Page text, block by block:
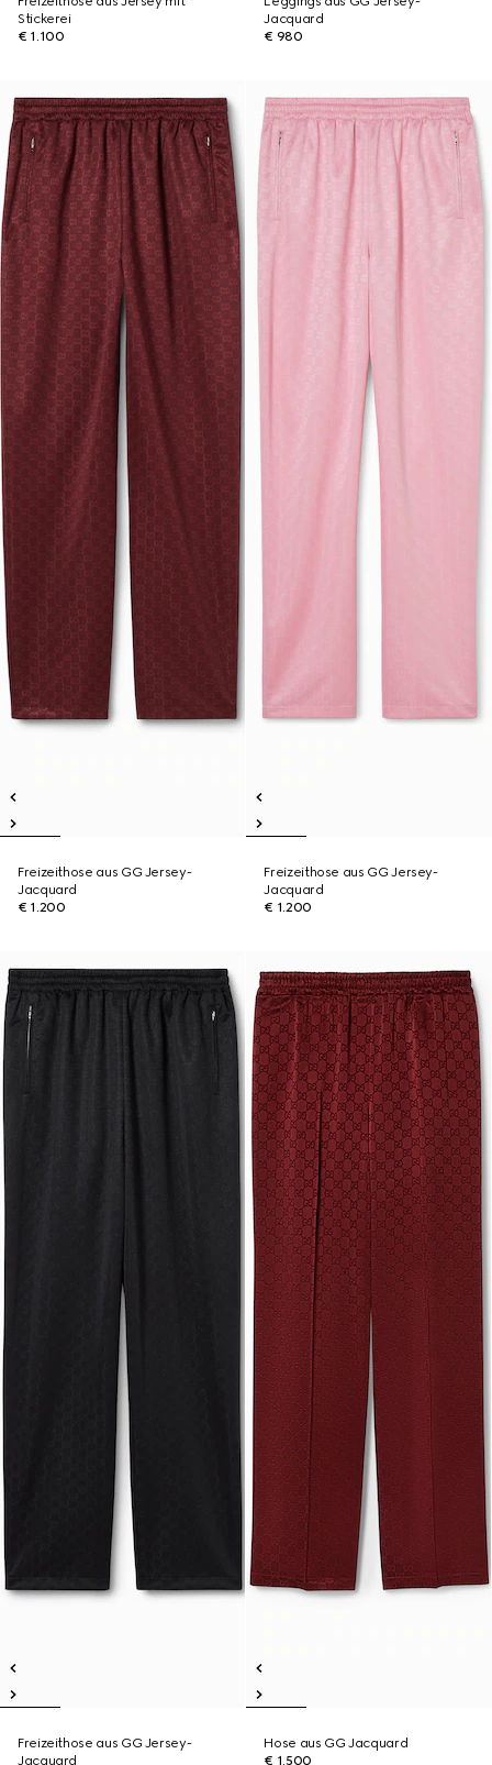
Stickerei
€ 1.100
Jacquard
€ 980
Freizeithose aus GG Jersey-
Jacquard
€ 1.200
Freizeithose aus GG Jersey-
Jacquard
€ 1.200
Freizeithose aus GG Jersey-
Jacquard
Hose aus GG Jacquard
€ 1.500